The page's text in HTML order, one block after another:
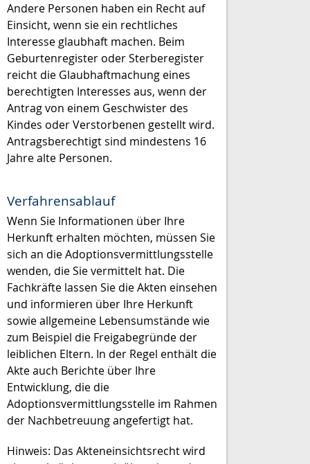
Andere Personen haben ein Recht auf
Einsicht, wenn sie ein rechtliches
Interesse glaubhaft machen. Beim
Geburtenregister oder Sterberegister
reicht die Glaubhaftmachung eines
berechtigten Interesses aus, wenn der
Antrag von einem Geschwister des
Kindes oder Verstorbenen gestellt wird.
Antragsberechtigt sind mindestens 16
Jahre alte Personen.
Verfahrensablauf
Wenn Sie Informationen über Ihre
Herkunft erhalten möchten, müssen Sie
sich an die Adoptionsvermittlungsstelle
wenden, die Sie vermittelt hat. Die
Fachkräfte lassen Sie die Akten einsehen
und informieren über Ihre Herkunft
sowie allgemeine Lebensumstände wie
zum Beispiel die Freigabegründe der
leiblichen Eltern. In der Regel enthält die
Akte auch Berichte über Ihre
Entwicklung, die die
Adoptionsvermittlungsstelle im Rahmen
der Nachbetreuung angefertigt hat.
Hinweis: Das Akteneinsichtsrecht wird